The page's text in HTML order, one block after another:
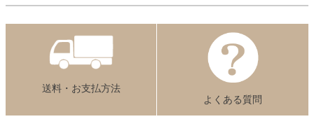
送料・お支払方法
よくある質問